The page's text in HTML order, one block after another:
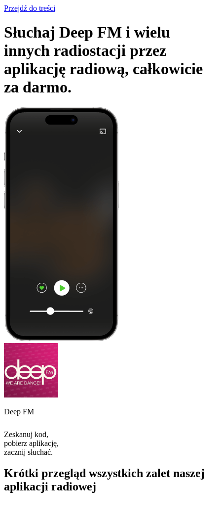
Przejdź do treści
Słuchaj Deep FM i wielu
innych radiostacji przez
aplikację radiową, całkowicie
za darmo.
Deep FM
Zeskanuj kod,
pobierz aplikację,
zacznij słuchać.
Krótki przegląd wszystkich zalet naszej
aplikacji radiowej